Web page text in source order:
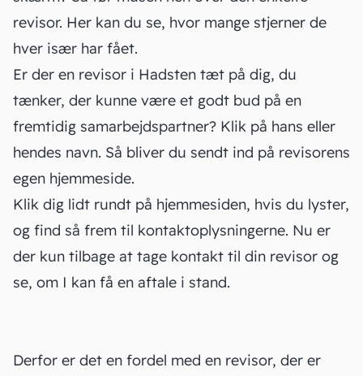
revisor. Her kan du se, hvor mange stjerner de
hver især har fået.
Er der en revisor i Hadsten tæt på dig, du
tænker, der kunne være et godt bud på en
fremtidig samarbejdspartner? Klik på hans eller
hendes navn. Så bliver du sendt ind på revisorens
egen hjemmeside.
Klik dig lidt rundt på hjemmesiden, hvis du lyster,
og find så frem til kontaktoplysningerne. Nu er
der kun tilbage at tage kontakt til din revisor og
se, om I kan få en aftale i stand.
Derfor er det en fordel med en revisor, der er